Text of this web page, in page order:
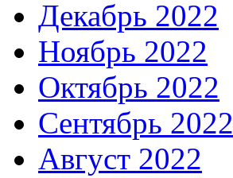
Декабрь 2022
Ноябрь 2022
Октябрь 2022
Сентябрь 2022
Август 2022